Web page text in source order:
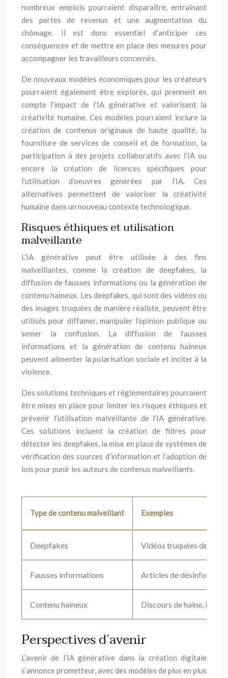
nombreux emplois pourraient disparaître, entraînant
des pertes de revenus et une augmentation du
chômage. Il est donc essentiel d’anticiper ces
conséquences et de mettre en place des mesures pour
accompagner les travailleurs concernés.
De nouveaux modèles économiques pour les créateurs
pourraient également être explorés, qui prennent en
compte l’impact de l’IA générative et valorisent la
créativité humaine. Ces modèles pourraient inclure la
création de contenus originaux de haute qualité, la
fourniture de services de conseil et de formation, la
participation à des projets collaboratifs avec l’IA ou
encore la création de licences spécifiques pour
l’utilisation d’oeuvres générées par l’IA. Ces
alternatives permettent de valoriser la créativité
humaine dans un nouveau contexte technologique.
Risques éthiques et utilisation
malveillante
L’IA générative peut être utilisée à des fins
malveillantes, comme la création de deepfakes, la
diffusion de fausses informations ou la génération de
contenu haineux. Les deepfakes, qui sont des vidéos ou
des images truquées de manière réaliste, peuvent être
utilisés pour diffamer, manipuler l’opinion publique ou
semer la confusion. La diffusion de fausses
informations et la génération de contenu haineux
peuvent alimenter la polarisation sociale et inciter à la
violence.
Des solutions techniques et réglementaires pourraient
être mises en place pour limiter les risques éthiques et
prévenir l’utilisation malveillante de l’IA générative.
Ces solutions incluent la création de filtres pour
détecter les deepfakes, la mise en place de systèmes de
vérification des sources d’information et l’adoption de
lois pour punir les auteurs de contenus malveillants.
Type de contenu malveillant Exemples
Deepfakes Vidéos truquées de
Fausses informations Articles de
Contenu haineux Discours de haine,
Perspectives d’avenir
L’avenir de l’IA générative dans la création digitale
s’annonce prometteur, avec des modèles de plus en plus